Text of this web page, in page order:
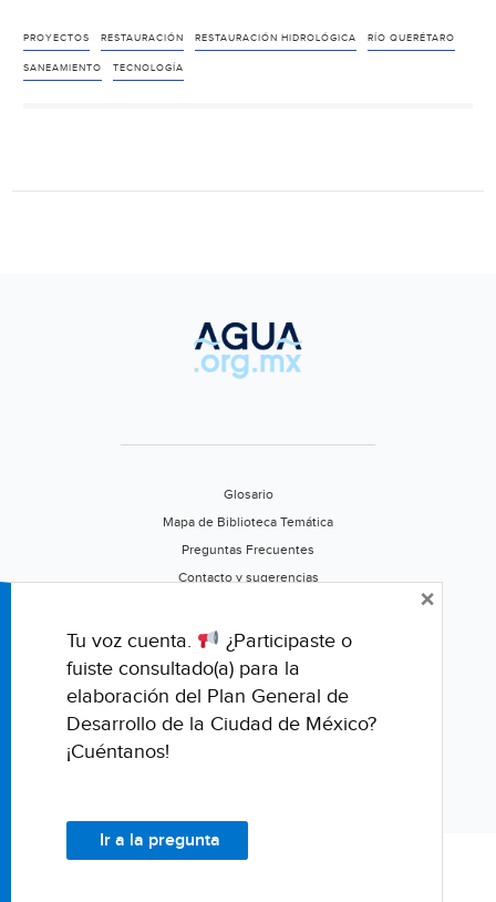
El
Marqués
Hidrológica
Saneamiento
Querétaro)
PROYECTOS RESTAURACIÓN RESTAURACIÓN HIDROLÓGICA RÍO QUERÉTARO
SANEAMIENTO TECNOLOGÍA
Glosario
Mapa de Biblioteca Temática
Preguntas Frecuentes
Contacto y sugerencias
Califica este portal
Tu voz cuenta.
¿Participaste o
fuiste consultado(a) para la
elaboración del Plan General de
Desarrollo de la Ciudad de México?
¡Cuéntanos!
Ir a la pregunta
×